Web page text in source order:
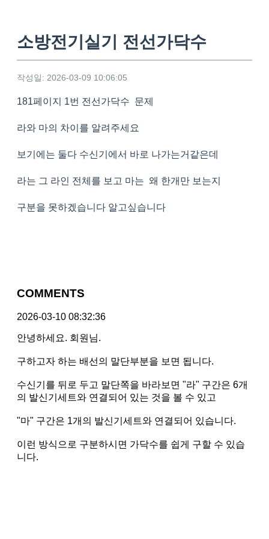
소방전기실기 전선가닥수
작성일: 2026-03-09 10:06:05
181페이지 1번 전선가닥수 문제
라와 마의 차이를 알려주세요
보기에는 둘다 수신기에서 바로 나가는거같은데
라는 그 라인 전체를 보고 마는 왜 한개만 보는지
구분을 못하겠습니다 알고싶습니다
COMMENTS
2026-03-10 08:32:36
안녕하세요. 회원님.
구하고자 하는 배선의 말단부분을 보면 됩니다.
수신기를 뒤로 두고 말단쪽을 바라보면 "라" 구간은 6개
의 발신기세트와 연결되어 있는 것을 볼 수 있고
"마" 구간은 1개의 발신기세트와 연결되어 있습니다.
이런 방식으로 구분하시면 가닥수를 쉽게 구할 수 있습
니다.